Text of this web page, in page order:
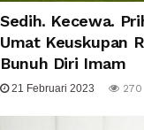
Sedih. Kecewa.
Umat Keuskupan
Bunuh Diri Imam
21 Februari 2023 270